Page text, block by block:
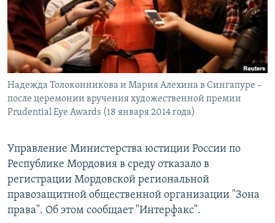
ПОДПИШИТЕСЬ НА РАССЫЛКУ
СОЦИАЛЬНЫЕ СЕТИ
Все сайты РСЕ/РС
Надежда Толоконникова и Мария Алехина в Сингапуре –
после церемонии вручения художественной премии
Рrudential Eye Awards (18 января 2014 года)
Управление Министерства юстиции России по
Республике Мордовия в среду отказало в
регистрации Мордовской региональной
правозащитной общественной организации "Зона
права". Об этом сообщает "Интерфакс".